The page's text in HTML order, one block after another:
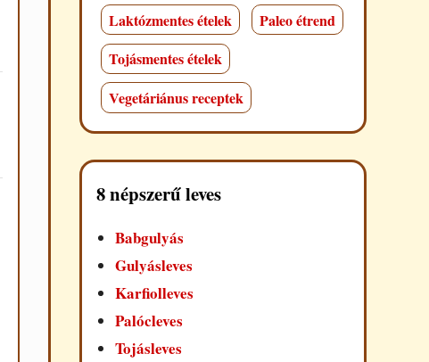
Laktózmentes ételek
Paleo étrend
Tojásmentes ételek
Vegetáriánus receptek
8 népszerű leves
Babgulyás
Gulyásleves
Karfiolleves
Palócleves
Tojásleves